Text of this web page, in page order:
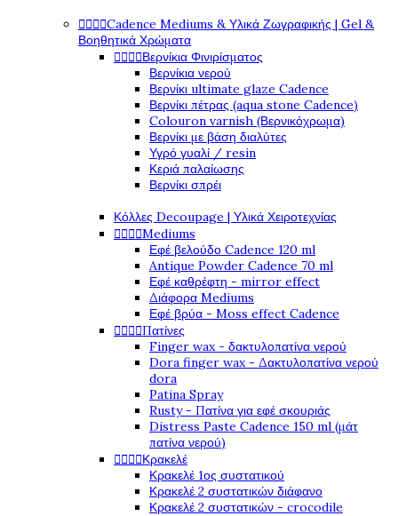
Cadence Mediums & Υλικά Ζωγραφικής | Gel &
Βοηθητικά Χρώματα
Βερνίκια Φινιρίσματος
Βερνίκια νερού
Βερνίκι ultimate glaze Cadence
Βερνίκι πέτρας (aqua stone Cadence)
Colouron varnish (Βερνικόχρωμα)
Βερνίκι με βάση διαλύτες
Υγρό γυαλί / resin
Κεριά παλαίωσης
Βερνίκι σπρέι
Κόλλες Decoupage | Υλικά Χειροτεχνίας
Mediums
Εφέ βελούδο Cadence 120 ml
Antique Powder Cadence 70 ml
Εφέ καθρέφτη - mirror effect
Διάφορα Mediums
Εφέ βρύα - Moss effect Cadence
Πατίνες
Finger wax - δακτυλοπατίνα νερού
Dora finger wax - Δακτυλοπατίνα νερού
dora
Patina Spray
Rusty - Πατίνα για εφέ σκουριάς
Distress Paste Cadence 150 ml (μάτ
πατίνα νερού)
Κρακελέ
Κρακελέ 1ος συστατικού
Κρακελέ 2 συστατικών διάφανο
Κρακελέ 2 συστατικών - crocodile